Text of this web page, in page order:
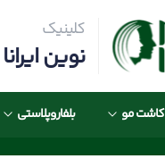
کلینیک
نوین ایرانا
کاشت مو بلفاروپلاستی